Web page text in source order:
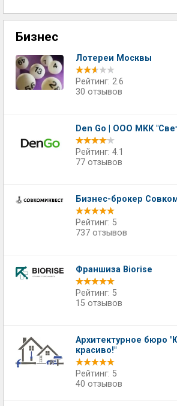
Бизнес
Лотереи Москвы
Рейтинг: 2.6
30 отзывов
Den Go | ООО МКК
Рейтинг: 4.1
77 отзывов
Бизнес-брокер
Рейтинг: 5
737 отзывов
Франшиза Biorise
Рейтинг: 5
15 отзывов
​Архитектурное бюро
красиво!"
Рейтинг: 5
40 отзывов